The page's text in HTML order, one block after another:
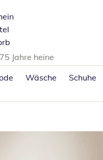
75 Jahre heine
Wäsche Schuhe